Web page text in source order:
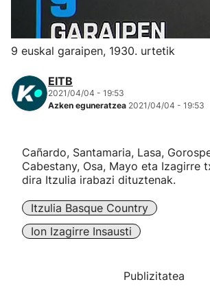
Herri-kirolak
Eskubaloia
Kirolak 360
Mendi-lasterketak
Kirol gehiago
9 euskal garaipen, 1930. urtetik
EITB
2021/04/04 - 19:53
Azken eguneratzea 2021/04/04 - 19:53
Cañardo, Santamaria, Lasa,
Cabestany, Osa, Mayo eta Izagirre
dira Itzulia irabazi dituztenak.
Itzulia Basque Country
Ion Izagirre Insausti
Publizitatea